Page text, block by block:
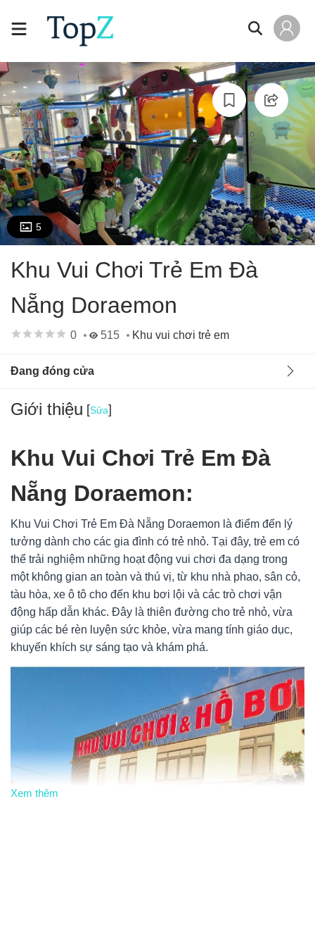
Ban quản lý
07/11/24
Hà Nội, Việt Nam
Khu Vui Chơi Trẻ Em Đà Nẵng Doraemon
5
Khu Vui Chơi Trẻ Em Đà
Nẵng Doraemon
0 515 Khu vui chơi trẻ em
Đang đóng cửa
Giới thiệu [Sửa]
Khu Vui Chơi Trẻ Em Đà
Nẵng Doraemon:
Khu Vui Chơi Trẻ Em Đà Nẵng Doraemon là điểm đến lý
tưởng dành cho các gia đình có trẻ nhỏ. Tại đây, trẻ em có
thể trải nghiệm những hoạt động vui chơi đa dạng trong
một không gian an toàn và thú vị, từ khu nhà phao, sân cỏ,
tàu hòa, xe ô tô cho đến khu bơi lội và các trò chơi vận
động hấp dẫn khác. Đây là thiên đường cho trẻ nhỏ, vừa
giúp các bé rèn luyện sức khỏe, vừa mang tính giáo dục,
khuyến khích sự sáng tạo và khám phá.
Xem thêm